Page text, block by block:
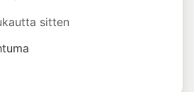
sitten